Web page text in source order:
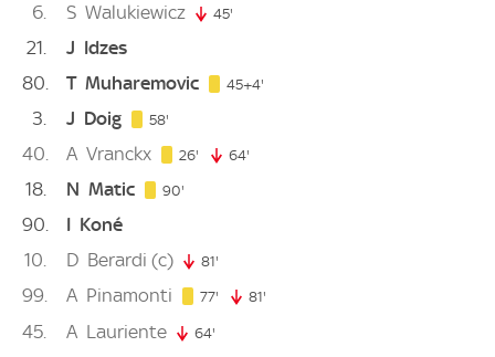
6
S Walukiewicz 45'
21 J Idzes
80
T Muharemovic 45+4'
3 J Doig 58'
40 A Vranckx 26' 26. minute
64'
18 N Matic 90'
90 I Koné
10
D Berardi (c) 81'
99 A Pinamonti 77' 77. minute
81'
45 A Lauriente 64'